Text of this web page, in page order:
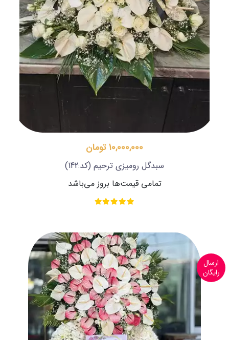
10,000,000 تومان
سبدگل رومیزی ترحیم (کد:142)
تمامی قیمت‌ها بروز می‌باشد
ارسال
رایگان